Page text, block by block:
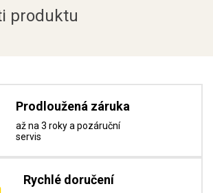
produktu
Prodloužená záruka
až na 3 roky a pozáruční
servis
Rychlé doručení